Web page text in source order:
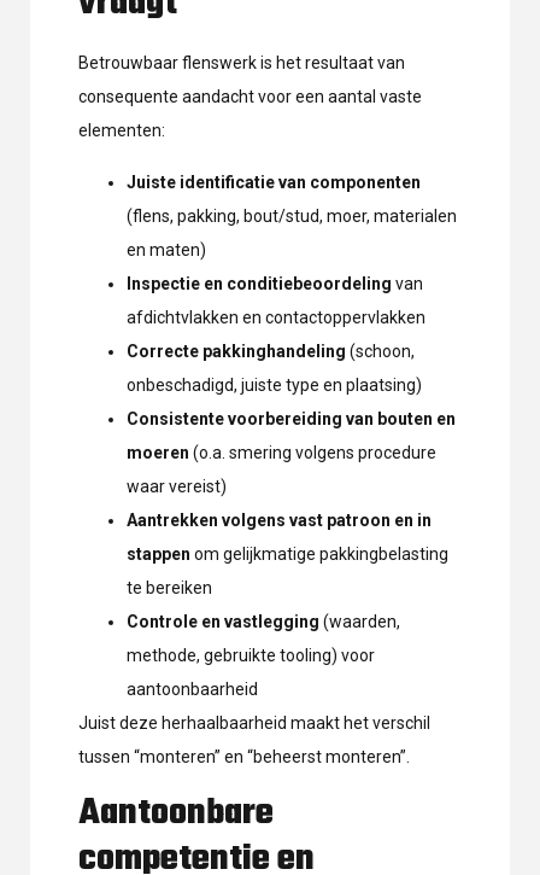
Betrouwbaar flenswerk is het resultaat van
consequente aandacht voor een aantal vaste
elementen:
Juiste identificatie van componenten
(flens, pakking, bout/stud, moer, materialen
en maten)
Inspectie en conditiebeoordeling van
afdichtvlakken en contactoppervlakken
Correcte pakkinghandeling (schoon,
onbeschadigd, juiste type en plaatsing)
Consistente voorbereiding van bouten en
moeren (o.a. smering volgens procedure
waar vereist)
Aantrekken volgens vast patroon en in
stappen om gelijkmatige pakkingbelasting
te bereiken
Controle en vastlegging (waarden,
methode, gebruikte tooling) voor
aantoonbaarheid
Juist deze herhaalbaarheid maakt het verschil
tussen “monteren” en “beheerst monteren”.
Aantoonbare
competentie en